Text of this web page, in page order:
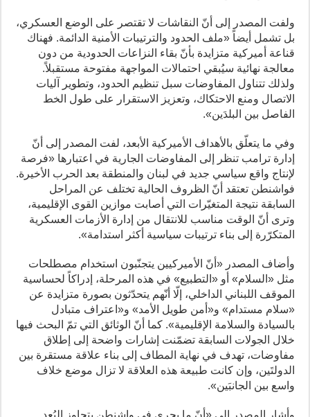
ولفت المصدر إلى أنّ النقاشات لا تقتصر على الوضع العسكري،
بل تشمل أيضاً «ملف الحدود والترتيبات الأمنية الدائمة. فهناك
قناعة أميركية متزايدة بأنّ بقاء النزاعات الحدودية من دون
معالجة نهائية سيُبقي احتمالات المواجهة مفتوحة مستقبلاً.
ولذلك تتناول المفاوضات سبل تنظيم الحدود، وتطوير آليات
الاتصال ومنع الاحتكاك، وتعزيز الاستقرار على طول الخط
الفاصل بين البلدَين».
وفي ما يتعلّق بالأهداف الأميركية الأبعد، لفت المصدر إلى أنّ
إدارة ترامب تنظر إلى المفاوضات الجارية في اعتبارها «فرصة
لإنتاج واقع سياسي جديد في لبنان والمنطقة بعد الحرب الأخيرة.
فواشنطن تعتقد أنّ الظروف الحالية تختلف عن المراحل
السابقة نتيجة المتغيّرات التي أصابت موازين القوى الإقليمية،
وترى أنّ الوقت مناسب للانتقال من إدارة الأزمات العسكرية
المتكرّرة إلى بناء ترتيبات سياسية أكثر استدامة».
وأضاف المصدر «أنّ الأميركيين يتجنّبون استخدام مصطلحات
مثل «السلام» أو «التطبيع» في هذه المرحلة، إدراكاً لحساسية
الموقف اللبناني الداخلي، إلّا أنّهم يتحدّثون بصورة متزايدة عن
«سلام مستدام» و«أمن طويل الأمد» و«اعتراف متبادل
بالسيادة والسلامة الإقليمية». كما أنّ الوثائق التي تمّ البحث فيها
خلال الجولات السابقة تضمّنت إشارات واضحة إلى إطلاق
مفاوضات، تهدف في نهاية المطاف إلى بناء علاقة مستقرة بين
الدولتَين، وإن كانت طبيعة هذه العلاقة لا تزال موضع خلاف
واسع بين الجانبَين».
وأشار المصدر إلى «أنّ ما يجري في واشنطن يتجاوز البُعد